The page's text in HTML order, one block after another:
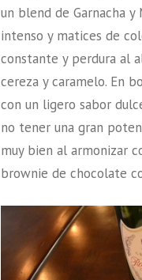
un blend de Garnacha
intenso y matices de
constante y perdura al
cereza y caramelo. En
con un ligero sabor
no tener una gran
muy bien al armonizar
brownie de chocolate